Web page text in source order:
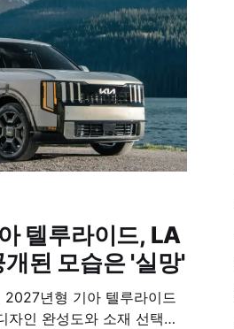
텔루라이드, LA
된 모습은 '실망'
년형 기아 텔루라이드
자인 완성도와 소재 선택이